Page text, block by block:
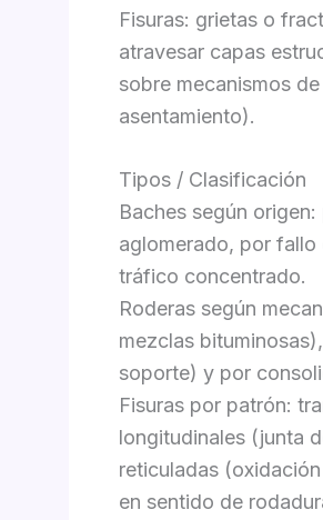
Fisuras: grietas o
atravesar capas
sobre mecanismos
asentamiento).
Tipos / Clasificación
Baches según
aglomerado, por
tráfico concentrado.
Roderas según
mezclas
soporte) y por
Fisuras por patrón:
longitudinales (junta
reticuladas
en sentido de